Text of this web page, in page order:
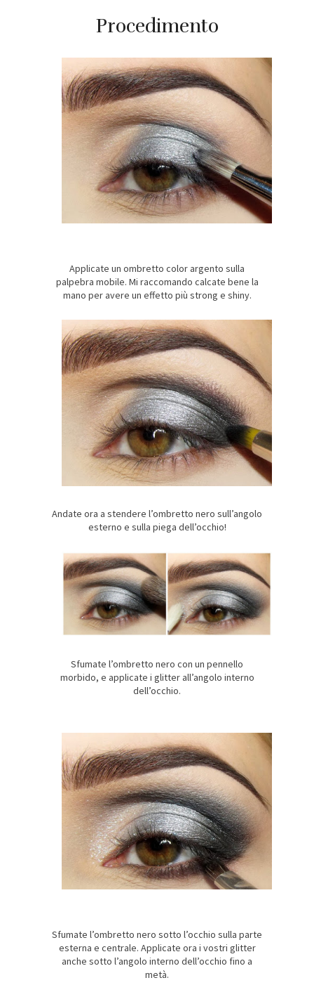
Procedimento
Applicate un ombretto color argento sulla
palpebra mobile. Mi raccomando calcate bene la
mano per avere un effetto più strong e shiny.
Andate ora a stendere l’ombretto nero sull’angolo
esterno e sulla piega dell’occhio!
Sfumate l’ombretto nero con un pennello
morbido, e applicate i glitter all’angolo interno
dell’occhio.
Sfumate l’ombretto nero sotto l’occhio sulla parte
esterna e centrale. Applicate ora i vostri glitter
anche sotto l’angolo interno dell’occhio fino a
metà.